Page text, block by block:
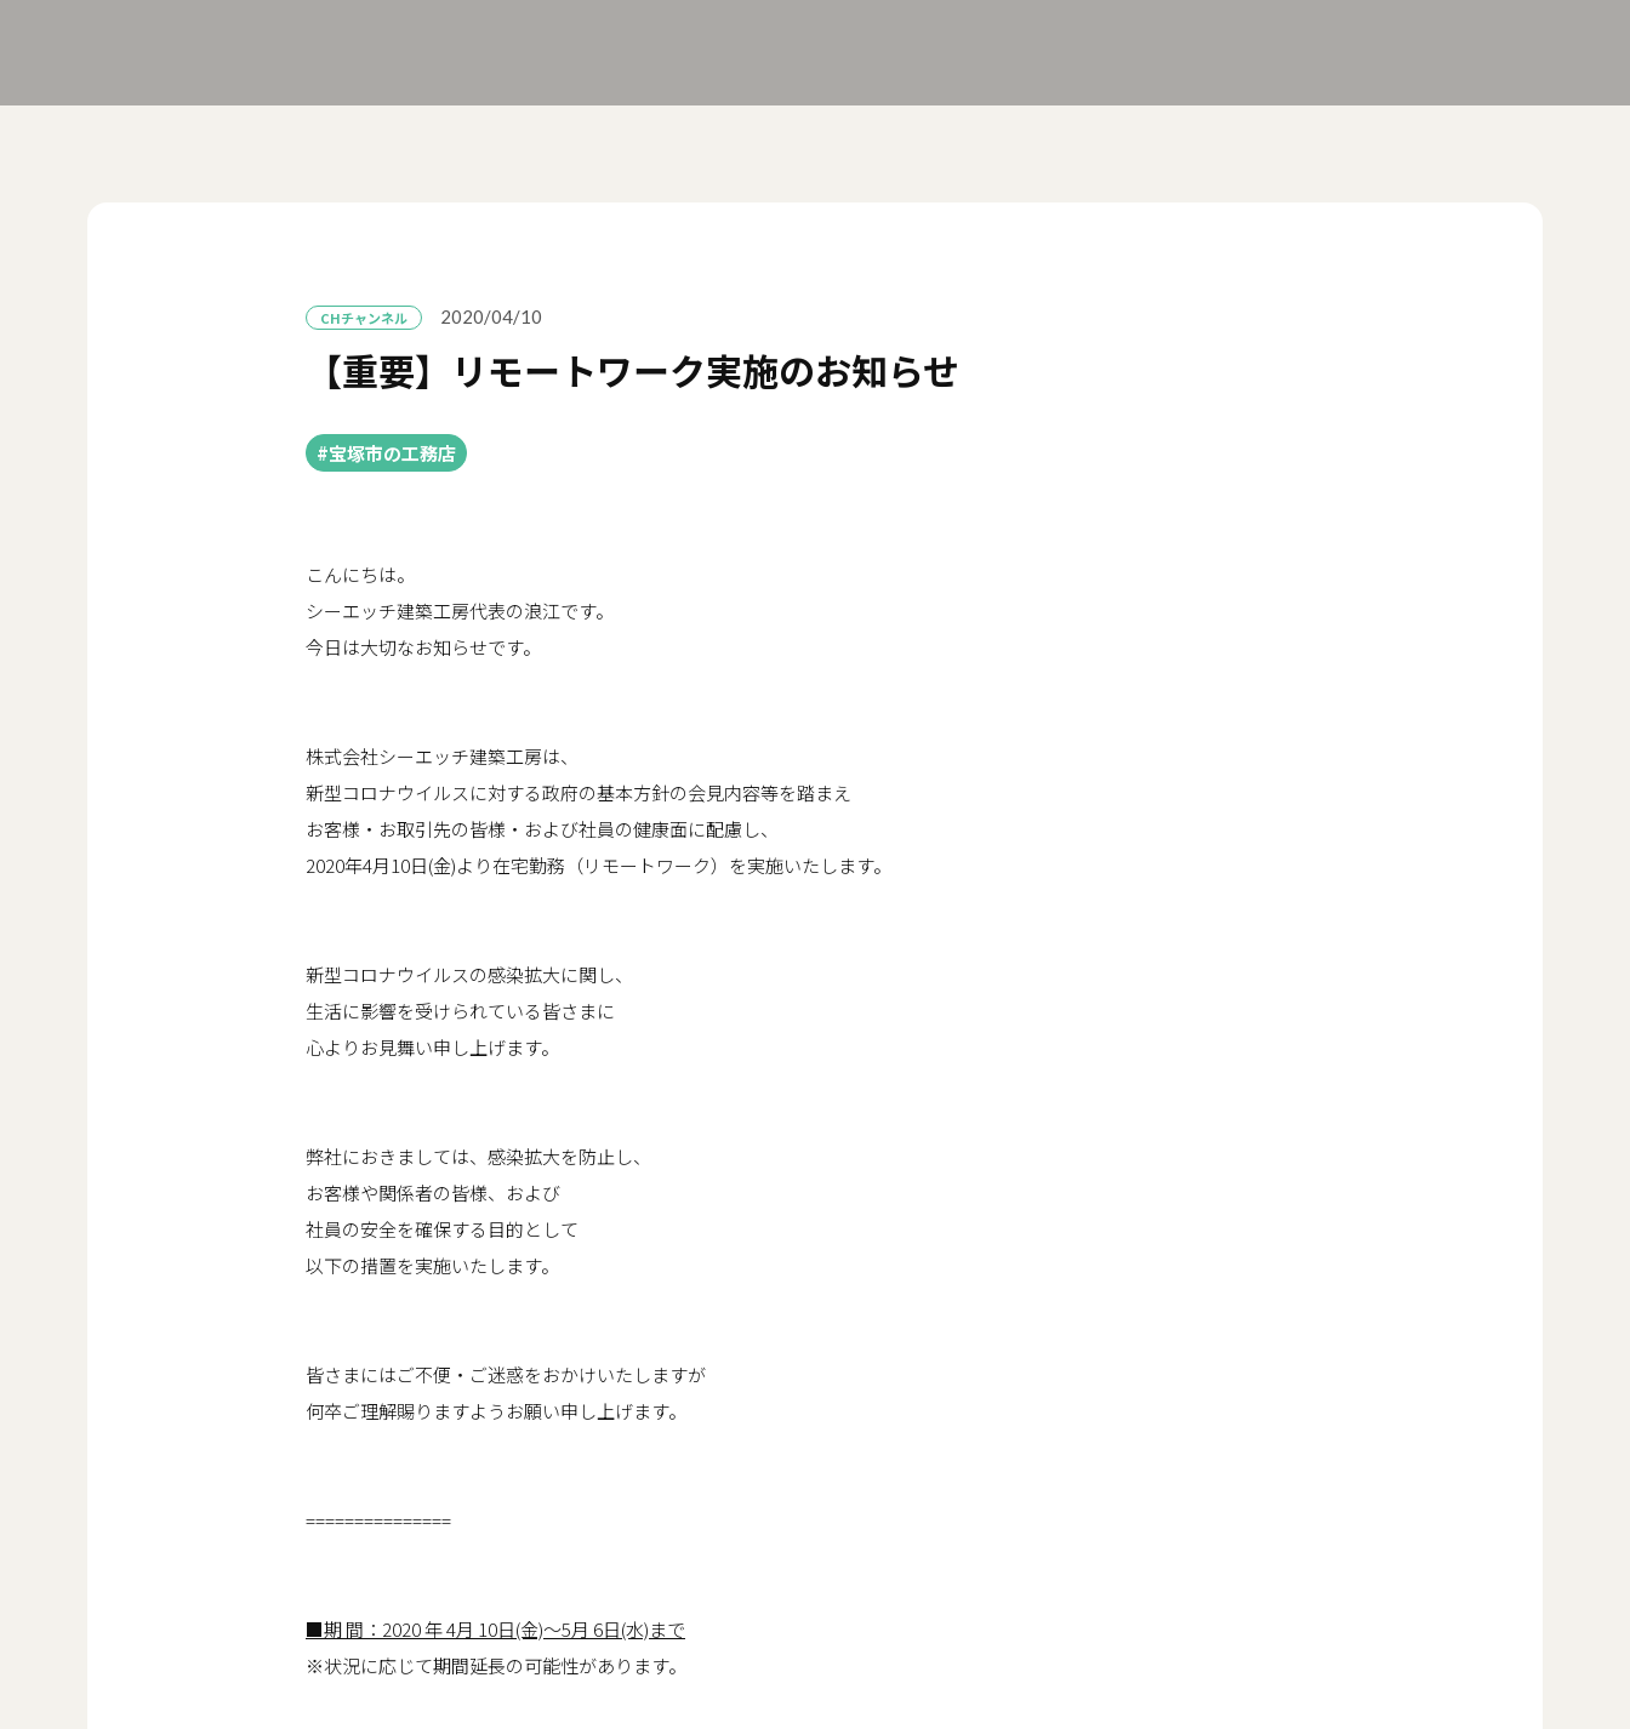
CHチャンネル 2020/04/10
【重要】リモートワーク実施のお知らせ
#宝塚市の工務店
こんにちは。
シーエッチ建築工房代表の浪江です。
今日は大切なお知らせです。
株式会社シーエッチ建築工房は、
新型コロナウイルスに対する政府の基本方針の会見内容等を踏まえ
お客様・お取引先の皆様・および社員の健康面に配慮し、
2020年4月10日(金)より在宅勤務（リモートワーク）を実施いたします。
新型コロナウイルスの感染拡大に関し、
生活に影響を受けられている皆さまに
心よりお見舞い申し上げます。
弊社におきましては、感染拡大を防止し、
お客様や関係者の皆様、および
社員の安全を確保する目的として
以下の措置を実施いたします。
皆さまにはご不便・ご迷惑をおかけいたしますが
何卒ご理解賜りますようお願い申し上げます。
===============
■期 間：2020 年 4月 10日(金)～5月 6日(水)まで
※状況に応じて期間延長の可能性があります。